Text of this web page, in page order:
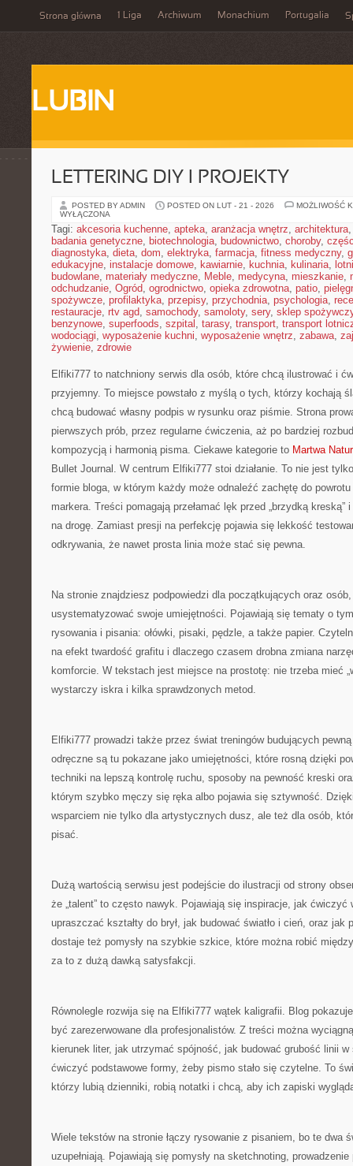
Strona główna 1 Liga Archiwum Monachium Portugalia
LUBIN
LETTERING DIY I PROJEKTY
POSTED BY ADMIN POSTED ON LUT - 21 - 2026
MOŻLIWOŚĆ
WYŁĄCZONA
Tagi: akcesoria kuchenne, apteka, aranżacja wnętrz, architektura
badania genetyczne, biotechnologia, budownictwo, choroby,
diagnostyka, dieta, dom, elektryka, farmacja, fitness medyczny,
edukacyjne, instalacje domowe, kawiarnie, kuchnia, kulinaria,
budowlane, materiały medyczne, Meble, medycyna, mieszkanie,
odchudzanie, Ogród, ogrodnictwo, opieka zdrowotna, patio,
spożywcze, profilaktyka, przepisy, przychodnia, psychologia,
restauracje, rtv agd, samochody, samoloty, sery, sklep
benzynowe, superfoods, szpital , tarasy, transport, transport
wodociągi, wyposażenie kuchni, wyposażenie wnętrz, zabawa,
żywienie, zdrowie
Elfiki777 to natchniony serwis dla osób, które chcą ilustrować i
przyjemny. To miejsce powstało z myślą o tych, którzy kochają
chcą budować własny podpis w rysunku oraz piśmie. Strona
pierwszych prób, przez regularne ćwiczenia, aż po bardziej
kompozycją i harmonią pisma. Ciekawe kategorie to Martwa
Bullet Journal. W centrum Elfiki777 stoi działanie. To nie jest
formie bloga, w którym każdy może odnaleźć zachętę do powrotu
markera. Treści pomagają przełamać lęk przed „brzydką
na drogę. Zamiast presji na perfekcję pojawia się lekkość
odkrywania, że nawet prosta linia może stać się pewna.
Na stronie znajdziesz podpowiedzi dla początkujących oraz
usystematyzować swoje umiejętności. Pojawiają się tematy o
rysowania i pisania: ołówki, pisaki, pędzle, a także papier.
na efekt twardość grafitu i dlaczego czasem drobna zmiana
komforcie. W tekstach jest miejsce na prostotę: nie trzeba mieć
wystarczy iskra i kilka sprawdzonych metod.
Elfiki777 prowadzi także przez świat treningów budujących
odręczne są tu pokazane jako umiejętności, które rosną dzięki
techniki na lepszą kontrolę ruchu, sposoby na pewność kreski
którym szybko męczy się ręka albo pojawia się sztywność.
wsparciem nie tylko dla artystycznych dusz, ale też dla osób,
pisać.
Dużą wartością serwisu jest podejście do ilustracji od strony
że „talent” to często nawyk. Pojawiają się inspiracje, jak ćwiczyć
upraszczać kształty do brył, jak budować światło i cień, oraz
dostaje też pomysły na szybkie szkice, które można robić
za to z dużą dawką satysfakcji.
Równolegle rozwija się na Elfiki777 wątek kaligrafii. Blog
być zarezerwowane dla profesjonalistów. Z treści można
kierunek liter, jak utrzymać spójność, jak budować grubość linii
ćwiczyć podstawowe formy, żeby pismo stało się czytelne. To
którzy lubią dzienniki, robią notatki i chcą, aby ich zapiski
Wiele tekstów na stronie łączy rysowanie z pisaniem, bo te dwa
uzupełniają. Pojawiają się pomysły na sketchnoting,